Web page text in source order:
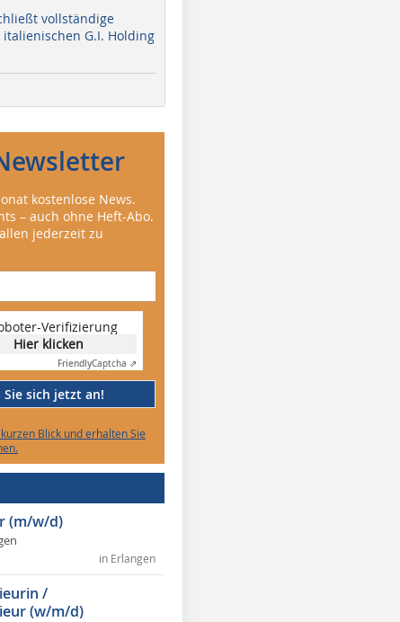
vollständige
G.I. Holding
kostenlose News.
– auch ohne Heft-Abo.
jederzeit zu
Verifizierung
Hier klicken
FriendlyCaptcha ⇗
Sie sich jetzt an!
Blick und erhalten Sie
(m/w/d)
in Erlangen
/
(w/m/d)